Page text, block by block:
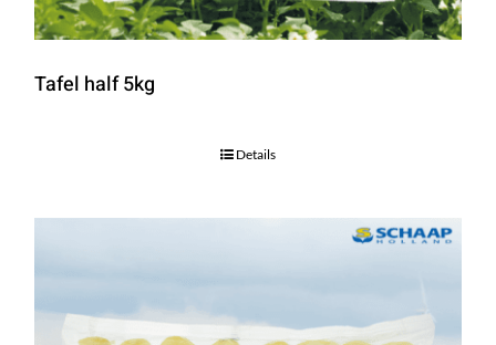
Tafel half 5kg
Details